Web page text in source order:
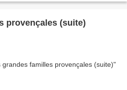
provençales (suite)